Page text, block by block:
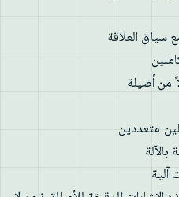
العلاقة
أصيلة
متعددين